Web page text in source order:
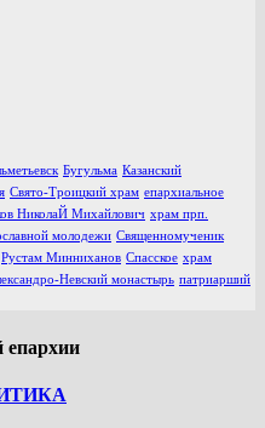
Бугульма Казанский
Свято-Троицкий храм епархиальное
НиколаЙ Михайлович храм прп.
молодежи Священномученик
Рустам Минниханов Спасское храм
Невский монастырь патриарший
епархии